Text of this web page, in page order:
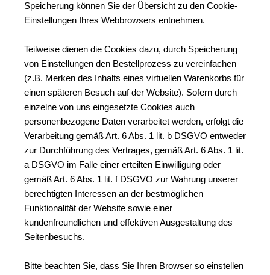
Speicherung können Sie der Übersicht zu den Cookie-
Einstellungen Ihres Webbrowsers entnehmen.
Teilweise dienen die Cookies dazu, durch Speicherung
von Einstellungen den Bestellprozess zu vereinfachen
(z.B. Merken des Inhalts eines virtuellen Warenkorbs für
einen späteren Besuch auf der Website). Sofern durch
einzelne von uns eingesetzte Cookies auch
personenbezogene Daten verarbeitet werden, erfolgt die
Verarbeitung gemäß Art. 6 Abs. 1 lit. b DSGVO entweder
zur Durchführung des Vertrages, gemäß Art. 6 Abs. 1 lit.
a DSGVO im Falle einer erteilten Einwilligung oder
gemäß Art. 6 Abs. 1 lit. f DSGVO zur Wahrung unserer
berechtigten Interessen an der bestmöglichen
Funktionalität der Website sowie einer
kundenfreundlichen und effektiven Ausgestaltung des
Seitenbesuchs.
Bitte beachten Sie, dass Sie Ihren Browser so einstellen